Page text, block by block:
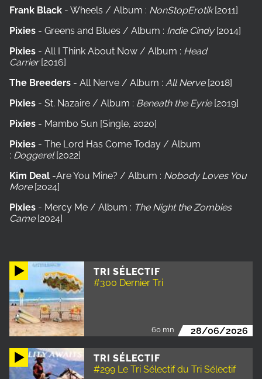
TRI SÉLECTIF
#300 Dernier Tri
60 mn 28/06/2026
TRI SÉLECTIF
#299 Le Tri Sélectif du Tri Sélectif
Frank Black - Wheels / Album : NonStopErotik [2011]
Pixies - Greens and Blues / Album : Indie Cindy [2014]
Pixies - All I Think About Now / Album : Head
Carrier [2016]
The Breeders - All Nerve / Album : All Nerve [2018]
Pixies - St. Nazaire / Album : Beneath the Eyrie [2019]
Pixies - Mambo Sun [Single, 2020]
Pixies - The Lord Has Come Today / Album
: Doggerel[2022]
Kim Deal -Are You Mine? / Album : Nobody Loves You
More [2024]
Pixies - Mercy Me / Album : The Night the Zombies
Came [2024]